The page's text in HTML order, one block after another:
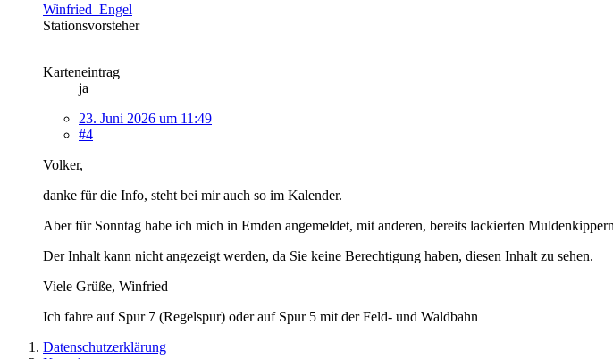
Winfried_Engel
Stationsvorsteher
Karteneintrag
ja
23. Juni 2026 um 11:49
#4
Volker,
danke für die Info, steht bei mir auch so im Kalender.
Aber für Sonntag habe ich mich in Emden angemeldet, mit anderen, bereits lackierten
Der Inhalt kann nicht angezeigt werden, da Sie keine Berechtigung haben, diesen Inhalt zu sehen.
Viele Grüße, Winfried
Ich fahre auf Spur 7 (Regelspur) oder auf Spur 5 mit der Feld- und Waldbahn
Datenschutzerklärung